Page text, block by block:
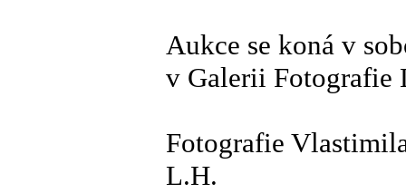
Aukce se koná v
v Galerii Fotografie
Fotografie
L.H.